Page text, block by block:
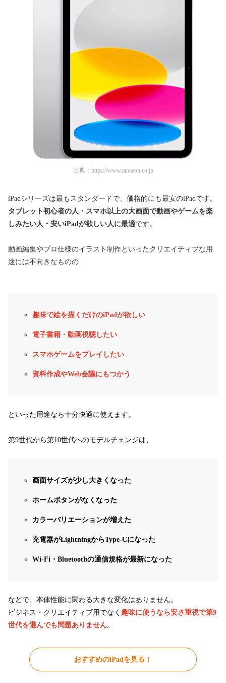
出典： https://www.amazon.co.jp
iPadシリーズは最もスタンダードで、価格的にも最安のiPadです。
タブレット初心者の人・スマホ以上の大画面で動画やゲームを楽
しみたい人・安いiPadが欲しい人に最適です。
動画編集やプロ仕様のイラスト制作といったクリエイティブな用
途には不向きなものの
趣味で絵を描くだけのiPadが欲しい
電子書籍・動画視聴したい
スマホゲームをプレイしたい
資料作成やWeb会議にもつかう
といった用途なら十分快適に使えます。
第9世代から第10世代へのモデルチェンジは、
画面サイズが少し大きくなった
ホームボタンがなくなった
カラーバリエーションが増えた
充電器がLightningからType-Cになった
Wi-Fi・Bluetoothの通信規格が最新になった
などで、本体性能に関わる大きな変化はありません。
ビジネス・クリエイティブ用でなく 趣味に使うなら安さ重視で第9
世代を選んでも問題ありません。
おすすめのiPadを見る！